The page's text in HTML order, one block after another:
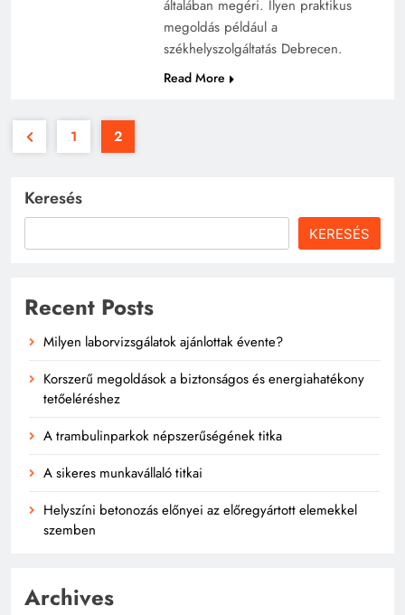
általában megéri. Ilyen praktikus
megoldás például a
székhelyszolgáltatás Debrecen.
Read More
1 2
Keresés
KERESÉS
Recent Posts
Milyen laborvizsgálatok ajánlottak évente?
Korszerű megoldások a biztonságos és energiahatékony
tetőeléréshez
A trambulinparkok népszerűségének titka
A sikeres munkavállaló titkai
Helyszíni betonozás előnyei az előregyártott elemekkel
szemben
Archives